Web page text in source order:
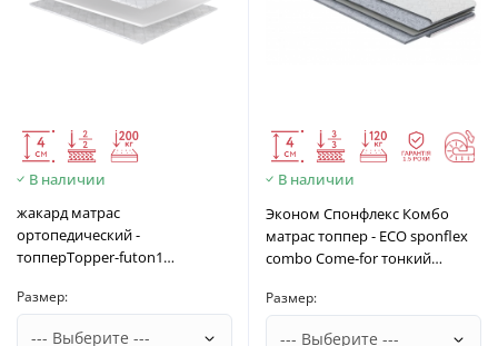
В наличии
жакард матрас
ортопедический -
топперTopper-futon1
Размер:
В наличии
Эконом Спонфлекс Комбо
матрас топпер - ECO sponflex
combo Come-for тонкий
Размер: